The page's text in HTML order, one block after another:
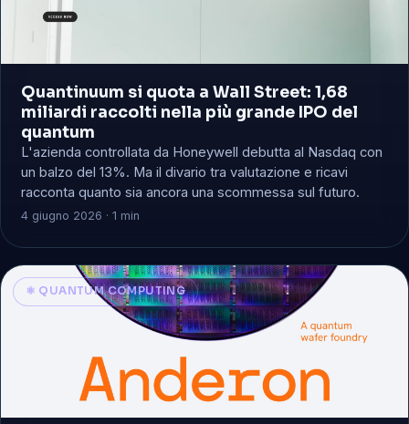
Quantinuum si quota a Wall Street: 1,68
miliardi raccolti nella più grande IPO del
quantum
L'azienda controllata da Honeywell debutta al Nasdaq con
un balzo del 13%. Ma il divario tra valutazione e ricavi
racconta quanto sia ancora una scommessa sul futuro.
4 giugno 2026 · 1 min
⚛️ QUANTUM COMPUTING